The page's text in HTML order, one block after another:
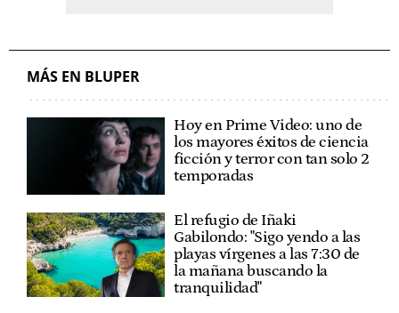
MÁS EN BLUPER
Hoy en Prime Video: uno de
los mayores éxitos de ciencia
ficción y terror con tan solo 2
temporadas
El refugio de Iñaki
Gabilondo: "Sigo yendo a las
playas vírgenes a las 7:30 de
la mañana buscando la
tranquilidad"